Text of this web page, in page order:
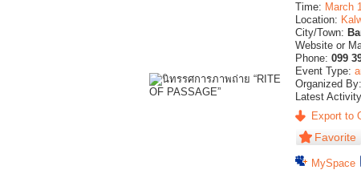
Time: March
Location:
City/Town:
Website or
Phone:099
Event Type:
Organized By:
Latest
Export to
Favorite
MySpace